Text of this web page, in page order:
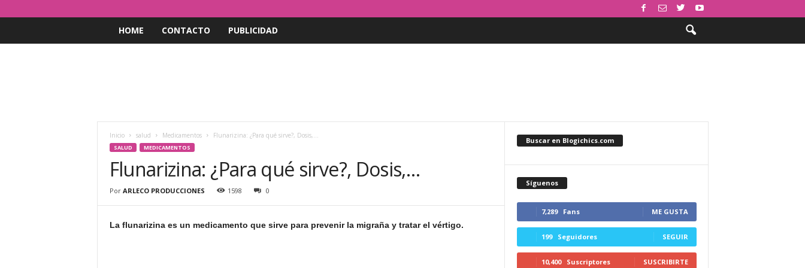
HOME CONTACTO PUBLICIDAD
Inicio salud Medicamentos Flunarizina: ¿Para qué sirve?, Dosis,…
SALUD MEDICAMENTOS
Flunarizina: ¿Para qué sirve?, Dosis,…
Por ARLECO PRODUCCIONES 1598 0
La flunarizina es un medicamento que sirve para prevenir la migraña y tratar el vértigo.
Buscar en Blogichics.com
Síguenos
7,289 Fans ME GUSTA
199 Seguidores SEGUIR
10,400 Suscriptores SUSCRIBIRTE